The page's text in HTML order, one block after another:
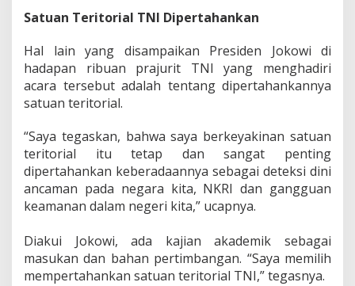
Satuan Teritorial TNI Dipertahankan
‎Hal lain yang disampaikan Presiden Jokowi di
hadapan ribuan prajurit TNI yang menghadiri
acara tersebut adalah tentang dipertahankannya
satuan teritorial.
“Saya tegaskan, bahwa saya berkeyakinan satuan
teritorial itu tetap dan sangat penting
dipertahankan keberadaannya sebagai deteksi dini
ancaman pada negara kita, NKRI dan gangguan
keamanan dalam negeri kita,” ucapnya.
Diakui Jokowi, ada kajian akademik sebagai
masukan dan bahan pertimbangan. “Saya memilih
mempertahankan satuan teritorial TNI,” tegasnya.